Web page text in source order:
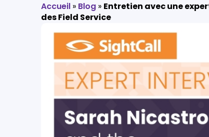
Accueil » Blog » Entretien avec une
des Field Service